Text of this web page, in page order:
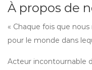
À propos de
« Chaque fois que
pour le monde dans
Acteur incontournable